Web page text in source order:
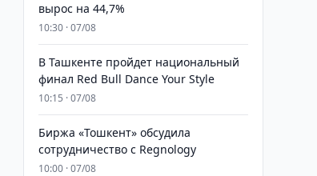
вырос на 44,7%
10:30 · 07/08
В Ташкенте пройдет национальный
финал Red Bull Dance Your Style
10:15 · 07/08
Биржа «Тошкент» обсудила
сотрудничество с Regnology
10:00 · 07/08